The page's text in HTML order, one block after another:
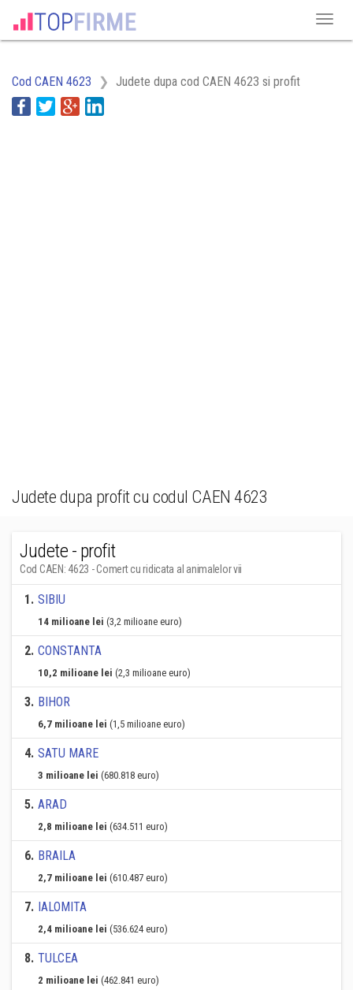
Cod CAEN 4623 Judete dupa cod CAEN 4623 si profit
Judete dupa profit cu codul CAEN 4623
Judete - profit
Cod CAEN: 4623 - Comert cu ridicata al animalelor vii
1. SIBIU
14 milioane lei (3,2 milioane euro)
2. CONSTANTA
10,2 milioane lei (2,3 milioane euro)
3. BIHOR
6,7 milioane lei (1,5 milioane euro)
4. SATU MARE
3 milioane lei (680.818 euro)
5. ARAD
2,8 milioane lei (634.511 euro)
6. BRAILA
2,7 milioane lei (610.487 euro)
7. IALOMITA
2,4 milioane lei (536.624 euro)
8. TULCEA
2 milioane lei (462.841 euro)